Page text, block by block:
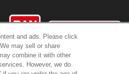
and ads. Please click
may sell or share
combine it with other
However, we do